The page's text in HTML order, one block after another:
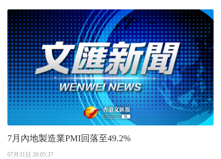
7月內地製造業PMI回落至49.2%
07月31日 20:05:37